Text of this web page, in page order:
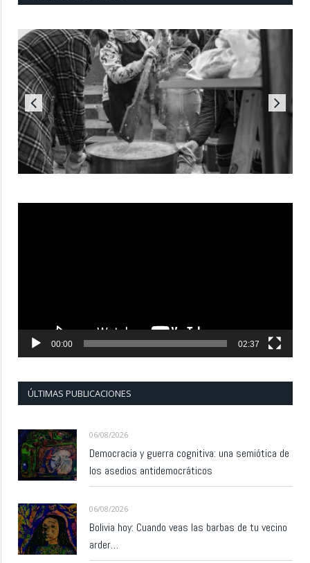
00:00 02:37
ÚLTIMAS PUBLICACIONES
06/08/2026
Democracia y guerra cognitiva: una semiótica de
los asedios antidemocráticos
06/08/2026
Bolivia hoy: Cuando veas las barbas de tu vecino
arder…